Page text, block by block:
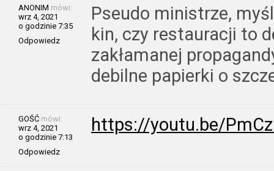
ANONIM mówi:
wrz 4, 2021
o godzinie 7:35
Odpowiedz
Pseudo ministrze,
kin, czy restauracji to
zakłamanej
debilne papierki o
GOŚĆ mówi:
wrz 4, 2021
o godzinie 7:13
Odpowiedz
https://youtu.be/